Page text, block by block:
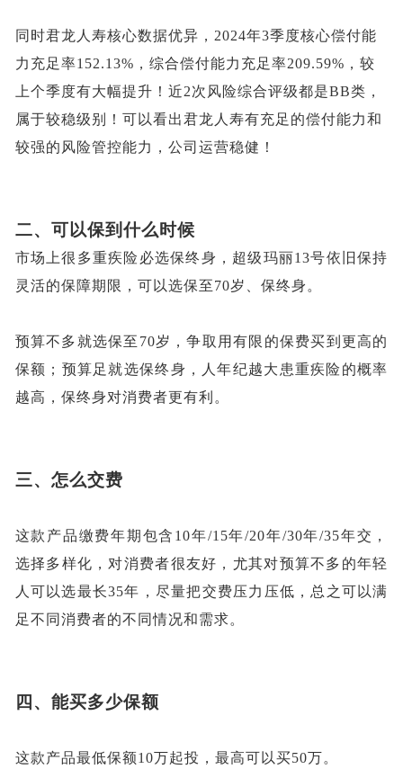
同时君龙人寿核心数据优异， 2024年3季度核心偿付能
力充足率152.13%，综合偿付能力充足率209.59%，较
上个季度有大幅提升！近2次风险综合评级都是BB类，
属于较稳级别！可以看出君龙人寿有充足的偿付能力和
较强的风险管控能力，公司运营稳健！
二、 可以保到什么时候
市场上很多重疾险必选保终身，超级玛丽13号依旧保持
灵活的保障期限，可以选保至70岁、保终身。
预算不多就选保至 70岁，争取用有限的保费买到更高的
保额；预算足就选保终身，人年纪越大患重疾险的概率
越高，保终身对消费者更有利。
三、 怎么交费
这款产品缴费年期包含 10年/15年/20年/30年/35年交，
选择多样化，对消费者很友好，尤其对预算不多的年轻
人可以选最长35年，尽量把交费压力压低，总之可以满
足不同消费者的不同情况和需求。
四、 能买多少保额
这款产品最低保额10万起投，最高可以买50万。